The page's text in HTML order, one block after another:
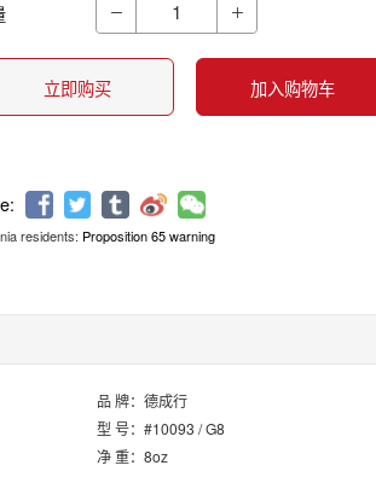
 
立即购买 加入购物车
residents: Proposition 65 warning
品 牌：德成行
型 号：#10093 / G8
净 重：8oz